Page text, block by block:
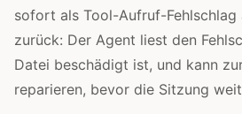
sofort als Tool-Aufruf-Fehlschlag
zurück: Der Agent liest den
Datei beschädigt ist, und kann
reparieren, bevor die Sitzung